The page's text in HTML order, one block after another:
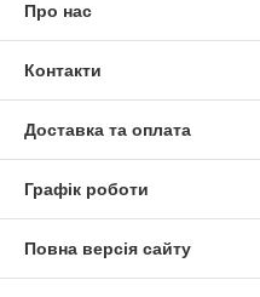
Про нас
Контакти
Доставка та оплата
Графік роботи
Повна версія сайту